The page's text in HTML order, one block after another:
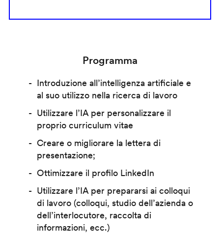
Programma
Introduzione all’intelligenza artificiale e
al suo utilizzo nella ricerca di lavoro
Utilizzare l’IA per personalizzare il
proprio curriculum vitae
Creare o migliorare la lettera di
presentazione;
Ottimizzare il profilo LinkedIn
Utilizzare l’IA per prepararsi ai colloqui
di lavoro (colloqui, studio dell’azienda o
dell’interlocutore, raccolta di
informazioni, ecc.)